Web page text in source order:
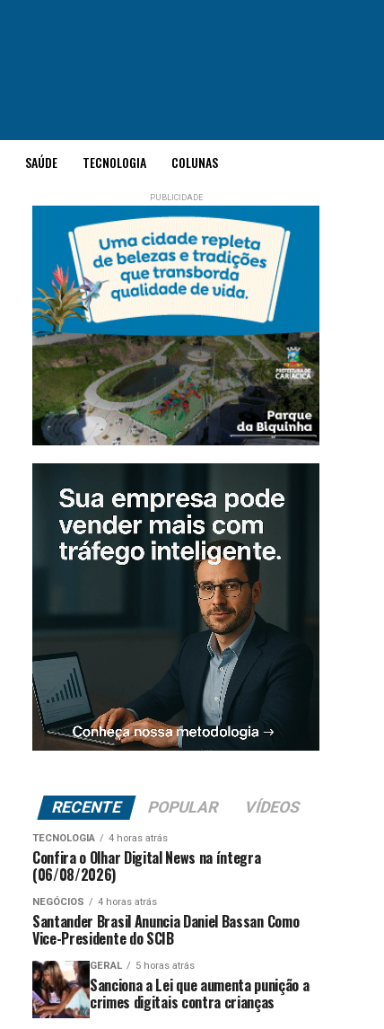
SAÚDE TECNOLOGIA COLUNAS
RECENTE POPULAR VÍDEOS
TECNOLOGIA 4 horas atrás
Confira o Olhar Digital News na íntegra
(06/08/2026)
NEGÓCIOS 4 horas atrás
Santander Brasil Anuncia Daniel Bassan Como
Vice-Presidente do SCIB
GERAL 5 horas atrás
Sanciona a Lei que aumenta punição a
crimes digitais contra crianças